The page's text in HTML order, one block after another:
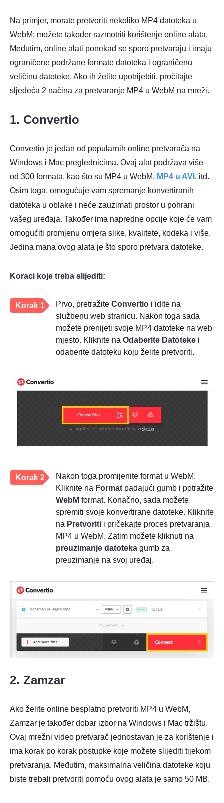
Na primjer, morate pretvoriti nekoliko MP4 datoteka u
WebM; možete također razmotriti korištenje online alata.
Međutim, online alati ponekad se sporo pretvaraju i imaju
ograničene podržane formate datoteka i ograničenu
veličinu datoteke. Ako ih želite upotrijebiti, pročitajte
sljedeća 2 načina za pretvaranje MP4 u WebM na mreži.
1. Convertio
Convertio je jedan od popularnih online pretvarača na
Windows i Mac preglednicima. Ovaj alat podržava više
od 300 formata, kao što su MP4 u WebM, MP4 u AVI , itd.
Osim toga, omogućuje vam spremanje konvertiranih
datoteka u oblake i neće zauzimati prostor u pohrani
vašeg uređaja. Također ima napredne opcije koje će vam
omogućiti promjenu omjera slike, kvalitete, kodeka i više.
Jedina mana ovog alata je što sporo pretvara datoteke.
Koraci koje treba slijediti:
Korak 1 Prvo, pretražite Convertio i idite na
službenu web stranicu. Nakon toga sada
možete prenijeti svoje MP4 datoteke na web
mjesto. Kliknite na Odaberite Datoteke i
odaberite datoteku koju želite pretvoriti.
Korak 2
Nakon toga promijenite format u WebM.
Kliknite na Format padajući gumb i potražite
WebM format. Konačno, sada možete
spremiti svoje konvertirane datoteke. Kliknite
na Pretvoriti i pričekajte proces pretvaranja
MP4 u WebM. Zatim možete kliknuti na
preuzimanje datoteka gumb za
preuzimanje na svoj uređaj.
2. Zamzar
Ako želite online besplatno pretvoriti MP4 u WebM,
Zamzar je također dobar izbor na Windows i Mac tržištu.
Ovaj mrežni video pretvarač jednostavan je za korištenje i
ima korak po korak postupke koje možete slijediti tijekom
pretvaranja. Međutim, maksimalna veličina datoteke koju
biste trebali pretvoriti pomoću ovog alata je samo 50 MB.